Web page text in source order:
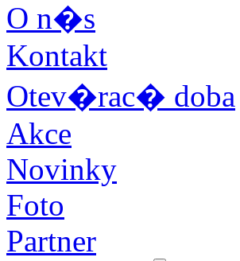
O n�s
Kontakt
Otev�rac� doba
Akce
Novinky
Foto
Partner